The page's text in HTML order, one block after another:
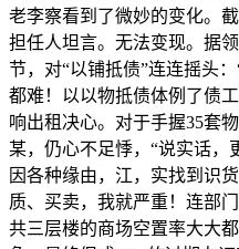
老李察看到了微妙的变化。
担任人坦言。无法变现。据
节，对“以铺抵债”连连摇头
都难！以以物抵债体例了债
响出租决心。对于手握35套
某，仍心不足悸，“说实话，
因各种缘由，江，实找到识
质、买卖，我就严重！连部
共三层楼的商场空置率大大